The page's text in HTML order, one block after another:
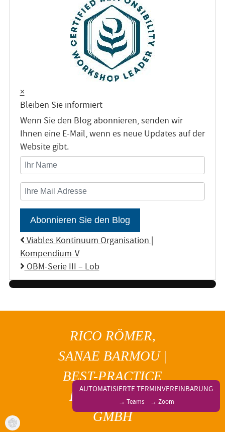
×
Bleiben Sie informiert
Wenn Sie den Blog abonnieren, senden wir
Ihnen eine E-Mail, wenn es neue Updates auf der
Website gibt.
Ihr Name
Ihre Mail Adresse
Abonnieren Sie den Blog
Viables Kontinuum Organisation |
Kompendium-V
OBM-Serie III – Lob
RICO RÖMER,
SANAE BARMOU |
BEST-PRACTICE
INNOVATIONS
GMBH
AUTOMATISIERTE TERMINVEREINBARUNG
→ Teams → Zoom